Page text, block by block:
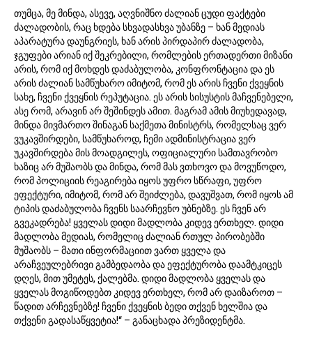
თუმცა, მე მინდა, ასევე, აღვნიშნო ძალიან ცუდი ფაქტები
ძალადობის, რაც ხდება სხვადასხვა უბანზე – ხან მედიას
აპარატურა დაუნგრიეს, ხან არის პირდაპირ ძალადობა,
ჯგუფები არიან იქ შეკრებილი, რომლების ერთადერთი მიზანი
არის, რომ იქ მოხდეს დაძაბულობა, კონფრონტაცია და ეს
არის ძალიან სამწუხარო იმიტომ, რომ ეს არის ჩვენი ქვეყნის
სახე, ჩვენი ქვეყნის რეპუტაცია. ეს არის სისუსტის მაჩვენებელი,
ასე რომ, არავინ არ შეშინდეს ამით. მაგრამ ამის მიუხედავად,
მინდა მივმართო შინაგან საქმეთა მინისტრს, რომელსაც ვერ
ვუკავშირდები, სამწუხაროდ, ჩემი ადმინისტრაცია ვერ
უკავშირდება მის მოადგილეს, ოფიციალური სამთავრობო
ხაზიც არ მუშაობს და მინდა, რომ მას ვთხოვო და მოვუწოდო,
რომ პოლიციის რეაგირება იყოს უფრო სწრაფი, უფრო
ეფექტური, იმიტომ, რომ არ შეიძლება, დავუშვათ, რომ იყოს ამ
ტიპის დაძაბულობა ჩვენს საარჩევნო უბნებზე. ეს ჩვენ არ
გვეკადრება! ყველას დიდი მადლობა კიდევ ერთხელ. დიდი
მადლობა მედიას, რომელიც ძალიან რთულ პირობებში
მუშაობს – მათი ინფორმაციით ვართ ყველა და
არაჩვეულებრივი გამბედაობა და ეფექტურობა დაამტკიცეს
დღეს, მით უმეტეს, ქალებმა. დიდი მადლობა ყველას და
ყველას მოგიწოდებთ კიდევ ერთხელ, რომ არ დაიზაროთ –
წადით არჩევნებზე! ჩვენი ქვეყნის ბედი თქვენ ხელშია და
თქვენი გადასაწყვეტია!“ – განაცხადა პრეზიდენტმა.